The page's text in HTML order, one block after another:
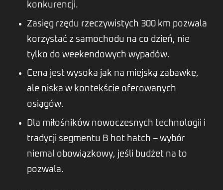
konkurencji.
Zasięg rzędu rzeczywistych 300 km pozwala
korzystać z samochodu na co dzień, nie
tylko do weekendowych wypadów.
Cena jest wysoka jak na miejską zabawkę,
ale niska w kontekście oferowanych
osiągów.
Dla miłośników nowoczesnych technologii i
tradycji segmentu B hot hatch – wybór
niemal obowiązkowy, jeśli budżet na to
pozwala.